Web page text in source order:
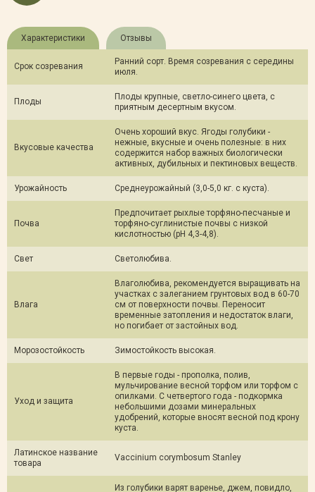
Характеристики Отзывы
Срок созревания
Ранний сорт. Время созревания с середины
июля.
Плоды
Плоды крупные, светло-синего цвета, с
приятным десертным вкусом.
Вкусовые качества
Очень хороший вкус. Ягоды голубики -
нежные, вкусные и очень полезные: в них
содержится набор важных биологически
активных, дубильных и пектиновых веществ.
Урожайность Среднеурожайный (3,0-5,0 кг. с куста).
Почва
Предпочитает рыхлые торфяно-песчаные и
торфяно-суглинистые почвы с низкой
кислотностью (рН 4,3-4,8).
Свет Светолюбива.
Влага
Влаголюбива, рекомендуется выращивать на
участках с залеганием грунтовых вод в 60-70
см от поверхности почвы. Переносит
временные затопления и недостаток влаги,
но погибает от застойных вод.
Морозостойкость Зимостойкость высокая.
Уход и защита
В первые годы - прополка, полив,
мульчирование весной торфом или торфом с
опилками. С четвертого года - подкормка
небольшими дозами минеральных
удобрений, которые вносят весной под крону
куста.
Латинское название
товара
Vaccinium corymbosum Stanley
Из голубики варят варенье, джем, повидло,